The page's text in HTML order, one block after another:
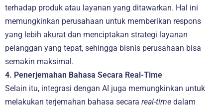
terhadap produk atau layanan yang ditawarkan. Hal ini
memungkinkan perusahaan untuk memberikan respons
yang lebih akurat dan menciptakan strategi layanan
pelanggan yang tepat, sehingga bisnis perusahaan bisa
semakin maksimal.
4. Penerjemahan Bahasa Secara Real-Time
Selain itu, integrasi dengan AI juga memungkinkan untuk
melakukan terjemahan bahasa secara real-time dalam